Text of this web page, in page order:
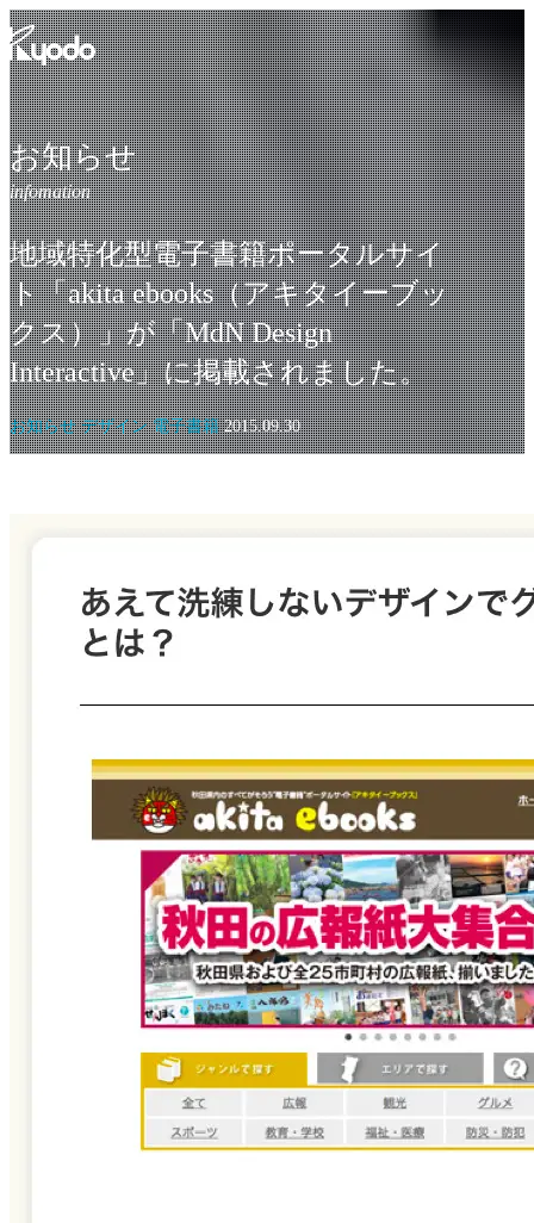
コ
ン
テ
ン
ツ
を
表
示
お知らせ
地域特化型電子書籍ポータルサイ
ト「akita ebooks（アキタイーブッ
クス）」が「MdN Design
Interactive」に掲載されました。
お知らせ デザイン 電子書籍 2015.09.30